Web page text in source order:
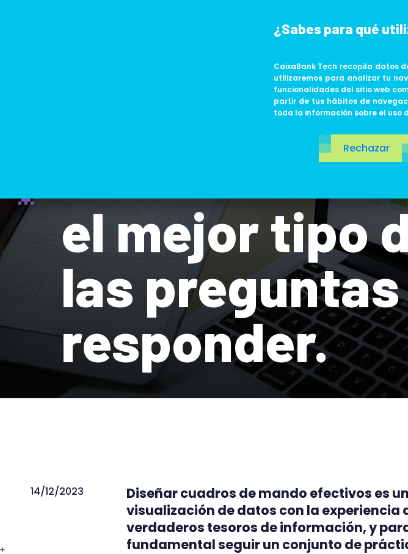
¿Sabes para qué
CaixaBank Tech recopila datos
utilizaremos para analizar tu
funcionalidades del sitio web
partir de tus hábitos de
toda la información sobre el uso
Rechazar
Cuadros de
el mejor tipo
las
responder.
14/12/2023
Diseñar cuadros de mando efectivos es
visualización de datos con la experiencia
verdaderos tesoros de información, y
fundamental seguir un conjunto de